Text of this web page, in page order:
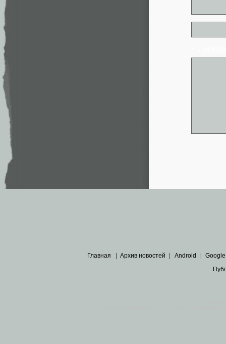
Главная Архив новостей Android Google